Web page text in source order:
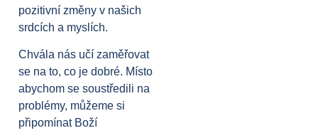
pozitivní změny v našich
srdcích a myslích.
Chvála nás učí zaměřovat
se na to, co je dobré. Místo
abychom se soustředili na
problémy, můžeme si
připomínat Boží